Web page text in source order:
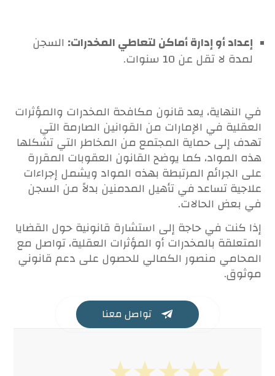
إعداد أو إدارة أماكن لتعاطي المخدرات: السجن
لمدة لا تقل عن 10 سنوات.
في النهاية، يعد قانون مكافحة المخدرات والمؤثرات
العقلية في الإمارات من القوانين الصارمة التي
تهدف إلى حماية المجتمع من المخاطر التي تشكلها
هذه المواد، كما يوضح القانون العقوبات المقررة
على الجرائم المرتبطة بهذه المواد ويشمل إجراءات
علاجية تساعد في تأهيل المدمنين بدلاً من السجن
في بعض الحالات.
إذا كنت في حاجة إلى استشارة قانونية حول القضايا
المتعلقة بالمخدرات أو المؤثرات العقلية، تواصل مع
المحامي منصور الكمالي للحصول على دعم قانوني
موثوق.
 تواصل معنا